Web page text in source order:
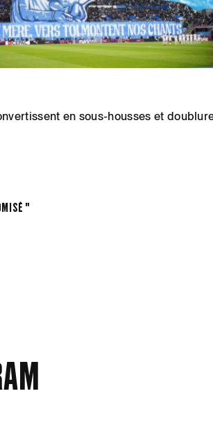
en sous-housses et
"